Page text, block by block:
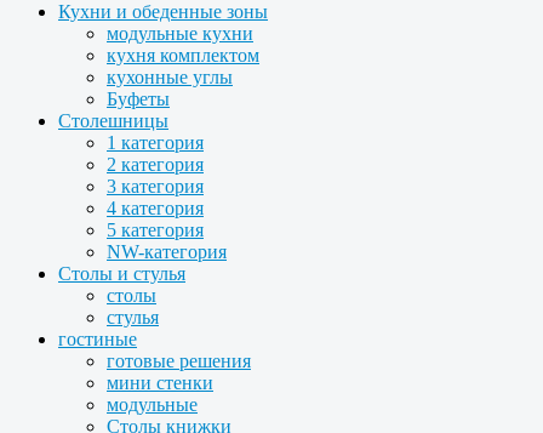
Кухни и обеденные зоны
модульные кухни
кухня комплектом
кухонные углы
Буфеты
Столешницы
1 категория
2 категория
3 категория
4 категория
5 категория
NW-категория
Столы и стулья
столы
стулья
гостиные
готовые решения
мини стенки
модульные
Столы книжки